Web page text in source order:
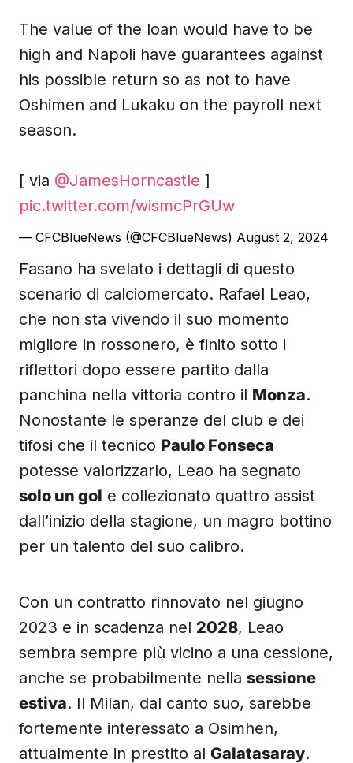
The value of the loan would have to be
high and Napoli have guarantees against
his possible return so as not to have
Oshimen and Lukaku on the payroll next
season.
[ via @JamesHorncastle ]
pic.twitter.com/wismcPrGUw
— CFCBlueNews (@CFCBlueNews) August 2, 2024
Fasano ha svelato i dettagli di questo
scenario di calciomercato. Rafael Leao,
che non sta vivendo il suo momento
migliore in rossonero, è finito sotto i
riflettori dopo essere partito dalla
panchina nella vittoria contro il Monza.
Nonostante le speranze del club e dei
tifosi che il tecnico Paulo Fonseca
potesse valorizzarlo, Leao ha segnato
solo un gol e collezionato quattro assist
dall’inizio della stagione, un magro bottino
per un talento del suo calibro.
Con un contratto rinnovato nel giugno
2023 e in scadenza nel 2028, Leao
sembra sempre più vicino a una cessione,
anche se probabilmente nella sessione
estiva. Il Milan, dal canto suo, sarebbe
fortemente interessato a Osimhen,
attualmente in prestito al Galatasaray.